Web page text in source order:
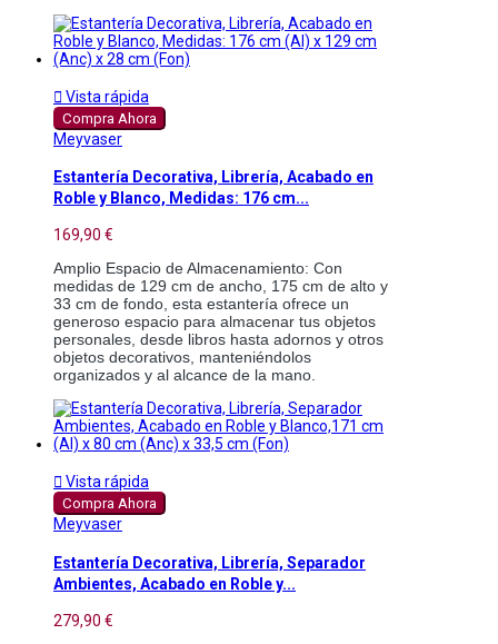
 Vista rápida
Compra Ahora
Meyvaser
Estantería Decorativa, Librería, Acabado en
Roble y Blanco, Medidas: 176 cm...
169,90 €
Amplio Espacio de Almacenamiento: Con
medidas de 129 cm de ancho, 175 cm de alto y
33 cm de fondo, esta estantería ofrece un
generoso espacio para almacenar tus objetos
personales, desde libros hasta adornos y otros
objetos decorativos, manteniéndolos
organizados y al alcance de la mano.
 Vista rápida
Compra Ahora
Meyvaser
Estantería Decorativa, Librería, Separador
Ambientes, Acabado en Roble y...
279,90 €